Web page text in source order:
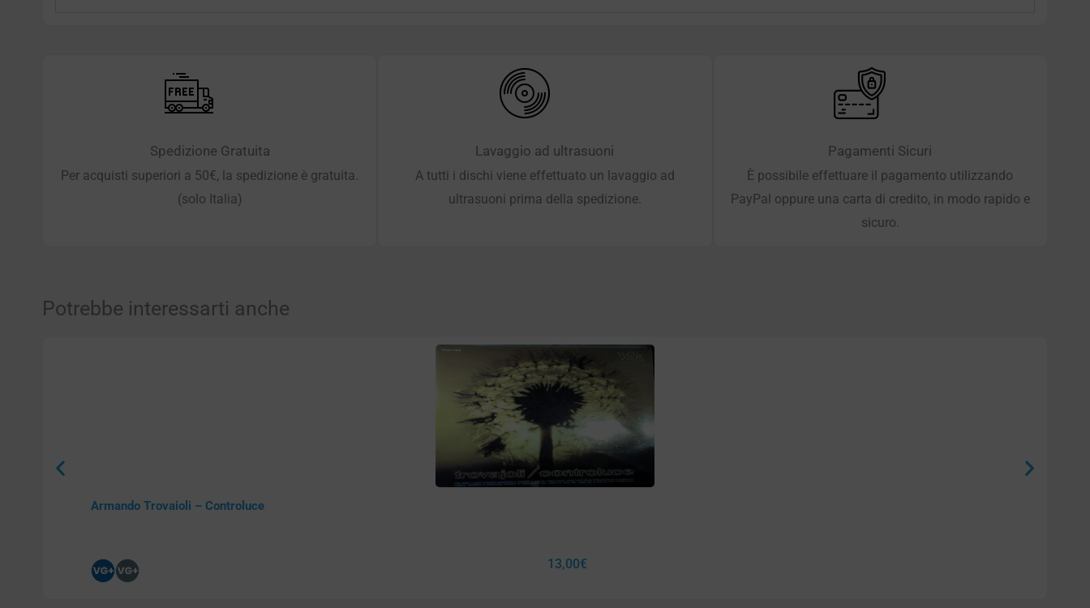
Spedizione Gratuita
Per acquisti superiori a 50€, la spedizione è gratuita.
(solo Italia)
Lavaggio ad ultrasuoni
A tutti i dischi viene effettuato un lavaggio ad
ultrasuoni prima della spedizione.
Pagamenti Sicuri
È possibile effettuare il pagamento utilizzando
PayPal oppure una carta di credito, in modo rapido e
sicuro.
Potrebbe interessarti anche
Armando Trovaioli – Controluce
13,00€